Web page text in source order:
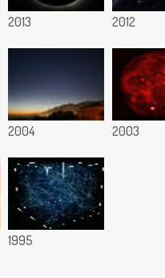
2013 2012
2004 2003
1995